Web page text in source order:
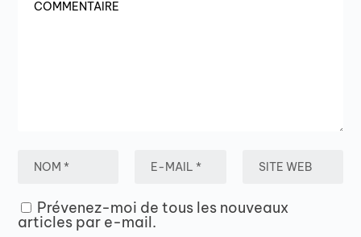
Prévenez-moi de tous les nouveaux
articles par e-mail.